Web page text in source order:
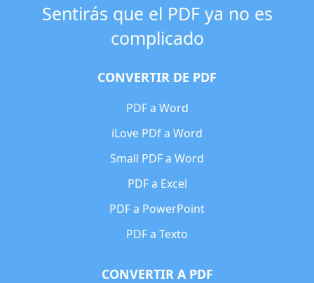
Sentirás que el PDF ya no es
complicado
CONVERTIR DE PDF
PDF a Word
iLove PDf a Word
Small PDF a Word
PDF a Excel
PDF a PowerPoint
PDF a Texto
CONVERTIR A PDF